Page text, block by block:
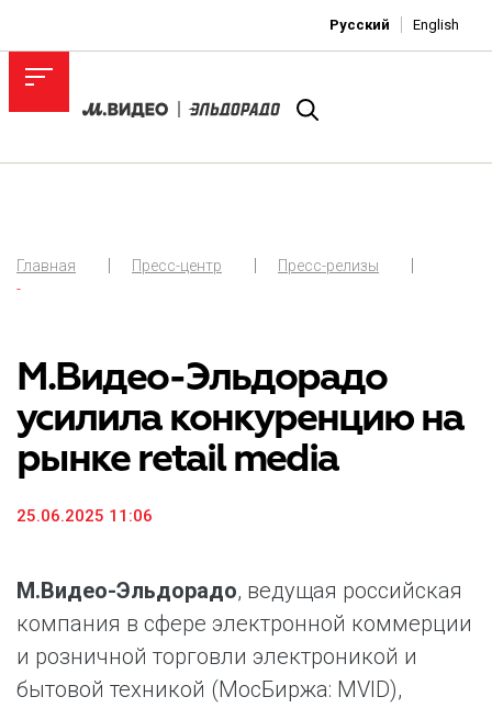
Русский English
Главная Пресс-центр
Пресс-релизы
-
М.Видео-Эльдорадо
усилила конкуренцию на
рынке retail media
25.06.2025 11:06
М.Видео-Эльдорадо, ведущая российская
компания в сфере электронной коммерции
и розничной торговли электроникой и
бытовой техникой (МосБиржа: MVID),